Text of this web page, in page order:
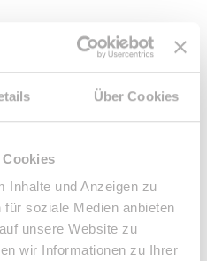
Über Cookies
Cookies
Inhalte und Anzeigen zu
soziale Medien anbieten
unsere Website zu
wir Informationen zu Ihrer